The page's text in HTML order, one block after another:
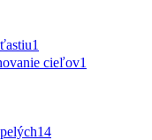
1
cieľov1
14